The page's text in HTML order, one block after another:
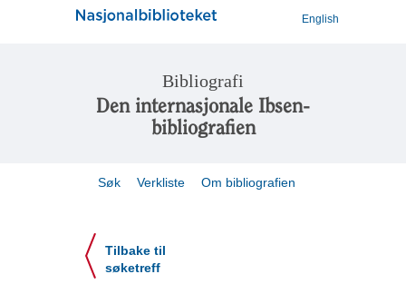
English
Bibliografi
Den internasjonale Ibsen-
bibliografien
Søk Verkliste Om bibliografien
Tilbake til
søketreff